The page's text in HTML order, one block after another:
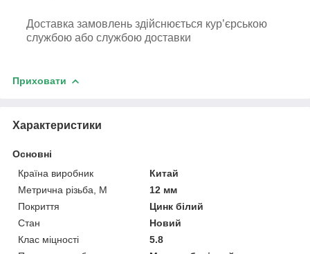
Доставка замовлень здійснюється кур’єрською
службою або службою доставки
Приховати
Характеристики
Основні
Країна виробник
Китай
Метрична різьба, М
12 мм
Покриття
Цинк білий
Стан
Новий
Клас міцності
5.8